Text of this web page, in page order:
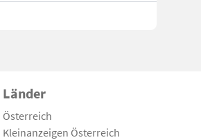
Länder
Österreich
Kleinanzeigen Österreich